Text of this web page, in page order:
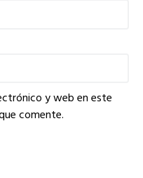
y web en este
comente.